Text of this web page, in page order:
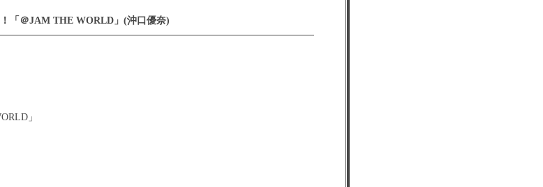
「＠JAM THE WORLD」(沖口優奈)
」